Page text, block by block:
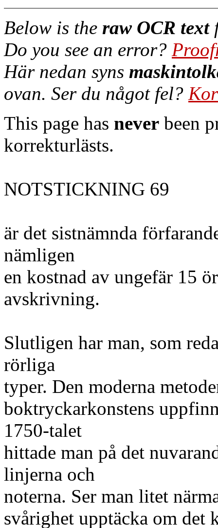
Below is the raw OCR text
Do you see an error?
Här nedan syns
ovan. Ser du något fel?
This page has never been
korrekturlästs.
NOTSTICKNING 69
är det sistnämnda
nämligen
en kostnad av ungefär 15
avskrivning.
Slutligen har man, som
rörliga
typer. Den moderna
boktryckarkonstens
1750-talet
hittade man på det
linjerna och
noterna. Ser man litet
svårighet upptäcka om